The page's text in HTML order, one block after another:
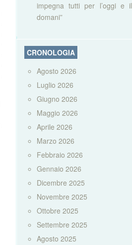
impegna tutti per l’oggi e il
domani”
CRONOLOGIA
Agosto 2026
Luglio 2026
Giugno 2026
Maggio 2026
Aprile 2026
Marzo 2026
Febbraio 2026
Gennaio 2026
Dicembre 2025
Novembre 2025
Ottobre 2025
Settembre 2025
Agosto 2025